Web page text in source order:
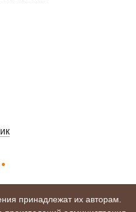
принадлежат их авторам.